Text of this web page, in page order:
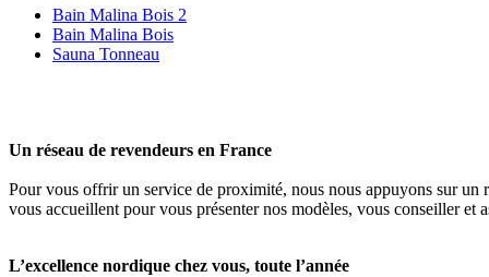
Bain Malina Bois 2
Bain Malina Bois
Sauna Tonneau
Un réseau de revendeurs en France
Pour vous offrir un service de proximité, nous nous appuyons sur un
vous accueillent pour vous présenter nos modèles, vous conseiller et
L’excellence nordique chez vous, toute l’année